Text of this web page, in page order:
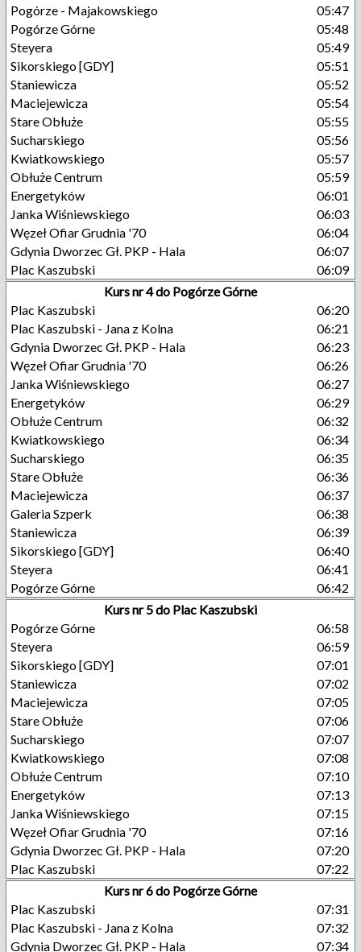
Pogórze - Majakowskiego
05:47
Pogórze Górne
05:48
Steyera
05:49
Sikorskiego [GDY]
05:51
Staniewicza
05:52
Maciejewicza
05:54
Stare Obłuże
05:55
Sucharskiego
05:56
Kwiatkowskiego
05:57
Obłuże Centrum
05:59
Energetyków
06:01
Janka Wiśniewskiego
06:03
Węzeł Ofiar Grudnia '70
06:04
Gdynia Dworzec Gł. PKP - Hala
06:07
Plac Kaszubski
06:09
Kurs nr 4 do Pogórze Górne
Plac Kaszubski
06:20
Plac Kaszubski - Jana z Kolna
06:21
Gdynia Dworzec Gł. PKP - Hala
06:23
Węzeł Ofiar Grudnia '70
06:26
Janka Wiśniewskiego
06:27
Energetyków
06:29
Obłuże Centrum
06:32
Kwiatkowskiego
06:34
Sucharskiego
06:35
Stare Obłuże
06:36
Maciejewicza
06:37
Galeria Szperk
06:38
Staniewicza
06:39
Sikorskiego [GDY]
06:40
Steyera
06:41
Pogórze Górne
06:42
Kurs nr 5 do Plac Kaszubski
Pogórze Górne
06:58
Steyera
06:59
Sikorskiego [GDY]
07:01
Staniewicza
07:02
Maciejewicza
07:05
Stare Obłuże
07:06
Sucharskiego
07:07
Kwiatkowskiego
07:08
Obłuże Centrum
07:10
Energetyków
07:13
Janka Wiśniewskiego
07:15
Węzeł Ofiar Grudnia '70
07:16
Gdynia Dworzec Gł. PKP - Hala
07:20
Plac Kaszubski
07:22
Kurs nr 6 do Pogórze Górne
Plac Kaszubski
07:31
Plac Kaszubski - Jana z Kolna
07:32
Gdynia Dworzec Gł. PKP - Hala
07:34